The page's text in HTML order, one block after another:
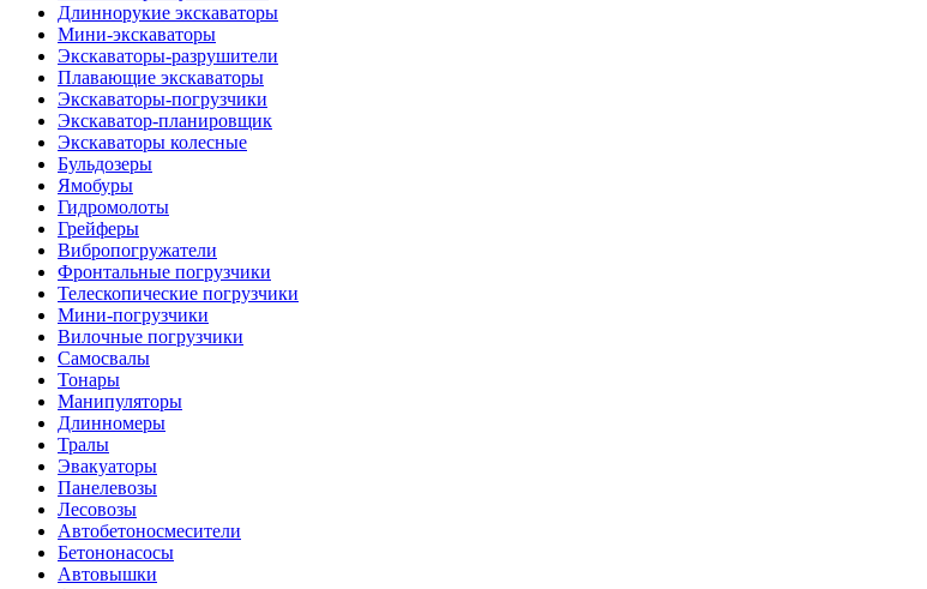
Длиннорукие экскаваторы
Мини-экскаваторы
Экскаваторы-разрушители
Плавающие экскаваторы
Экскаваторы-погрузчики
Экскаватор-планировщик
Экскаваторы колесные
Бульдозеры
Ямобуры
Гидромолоты
Грейферы
Вибро­погружатели
Фронтальные погрузчики
Телескопические погрузчики
Мини-погрузчики
Вилочные погрузчики
Самосвалы
Тонары
Манипуляторы
Длинномеры
Тралы
Эвакуаторы
Панелевозы
Лесовозы
Автобетоно­смесители
Бетононасосы
Автовышки